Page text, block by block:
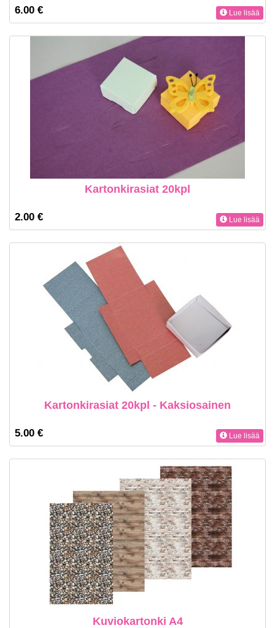
6.00 € Lue lisää
Kartonkirasiat 20kpl
2.00 € Lue lisää
Kartonkirasiat 20kpl - Kaksiosainen
5.00 € Lue lisää
Kuviokartonki A4